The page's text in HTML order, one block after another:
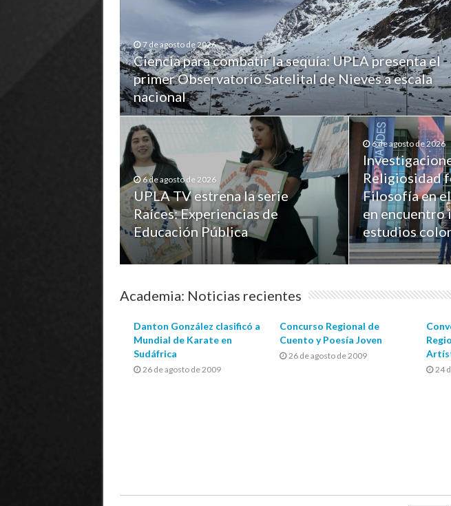
7 de agosto de 2026
Ciencia para combatir la sequía: UPLA presenta el
primer Observatorio Satelital de Nieves a escala
nacional
6 de agosto de 2026
UPLA TV estrena la serie
Raíces: Experiencias de
Educación Pública
6 de agosto de 2026
Religiosidad
Filosofía en
en encuentro
estudios
Academia: Noticias recientes
Danton González clasificó a
Mundial de Karate en
Sudáfrica
26 de agosto de 2009
Concurso Regional de
Cuento y Poesía Joven
26 de agosto de 2009
24